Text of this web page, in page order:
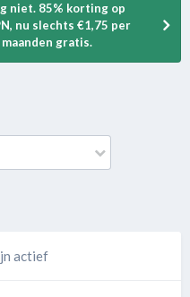
niet. 85% korting op
nu slechts €1,75 per
gratis.
actief